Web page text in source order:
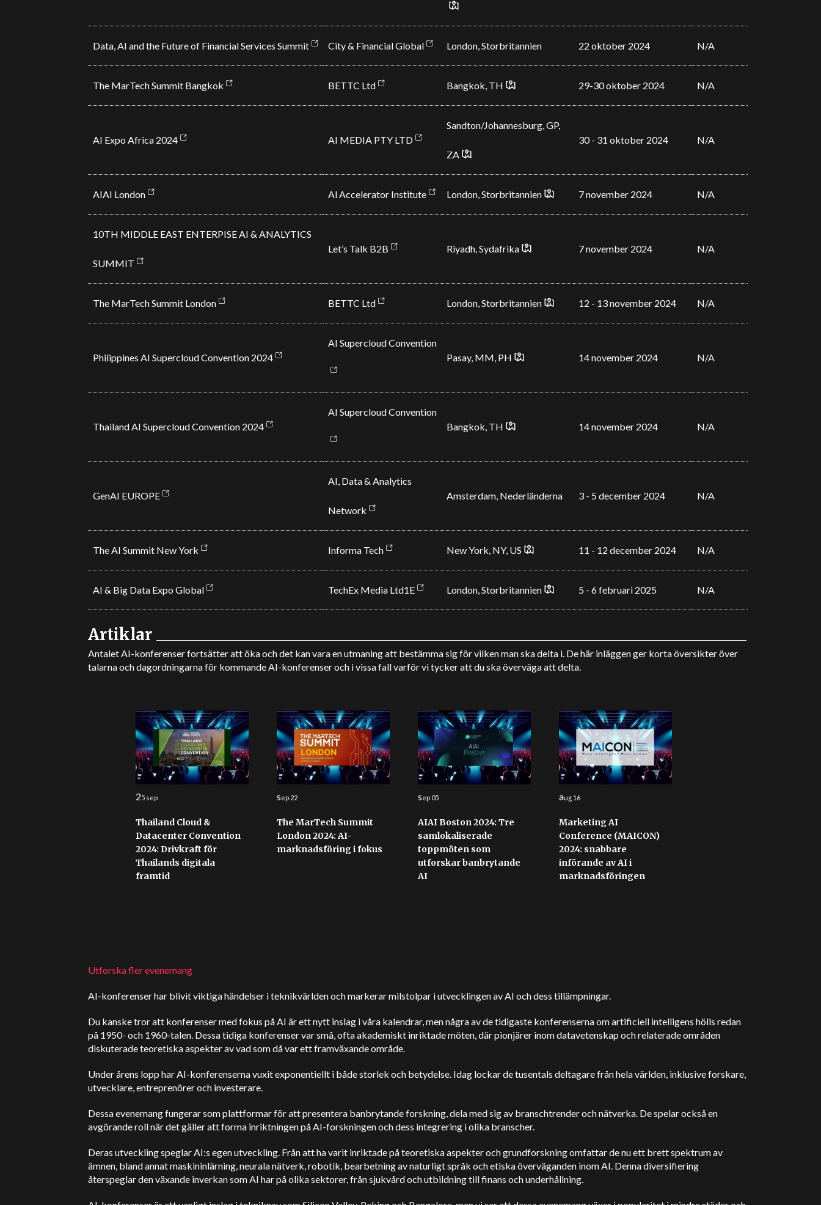
Data, AI and the Future of Financial Services Summit City & Financial Global London, Storbritannien 22 oktober 2024 N/A
The MarTech Summit Bangkok BETTC Ltd Bangkok, TH 29-30 oktober 2024 N/A
AI Expo Africa 2024 AI MEDIA PTY LTD
Sandton/Johannesburg, GP,
ZA
30 - 31 oktober 2024 N/A
AIAI London Al Accelerator Institute London, Storbritannien 7 november 2024 N/A
10TH MIDDLE EAST ENTERPISE AI & ANALYTICS
SUMMIT
Let’s Talk B2B Riyadh, Sydafrika 7 november 2024 N/A
The MarTech Summit London BETTC Ltd London, Storbritannien 12 - 13 november 2024 N/A
Philippines AI Supercloud Convention 2024
AI Supercloud Convention
Pasay, MM, PH
14 november 2024 N/A
Thailand AI Supercloud Convention 2024
AI Supercloud Convention
Bangkok, TH
14 november 2024 N/A
GenAI EUROPE
AI, Data & Analytics
Network
Amsterdam, Nederländerna 3 - 5 december 2024 N/A
The AI Summit New York Informa Tech New York, NY, US 11 - 12 december 2024 N/A
AI & Big Data Expo Global TechEx Media Ltd1E London, Storbritannien 5 - 6 februari 2025 N/A
Artiklar
Antalet AI-konferenser fortsätter att öka och det kan vara en utmaning att bestämma sig för vilken man ska delta i. De här inläggen ger korta översikter över
talarna och dagordningarna för kommande AI-konferenser och i vissa fall varför vi tycker att du ska överväga att delta.
25 sep
Thailand Cloud &
Datacenter Convention
2024: Drivkraft för
Thailands digitala
framtid
sep 22
The MarTech Summit
London 2024: AI-
marknadsföring i fokus
sep 05
AIAI Boston 2024: Tre
samlokaliserade
toppmöten som
utforskar banbrytande
AI
aug 16
Marketing AI
Conference (MAICON)
2024: snabbare
införande av AI i
marknadsföringen
Utforska fler evenemang
AI-konferenser har blivit viktiga händelser i teknikvärlden och markerar milstolpar i utvecklingen av AI och dess tillämpningar.
Du kanske tror att konferenser med fokus på AI är ett nytt inslag i våra kalendrar, men några av de tidigaste konferenserna om artificiell intelligens hölls redan
på 1950- och 1960-talen. Dessa tidiga konferenser var små, ofta akademiskt inriktade möten, där pionjärer inom datavetenskap och relaterade områden
diskuterade teoretiska aspekter av vad som då var ett framväxande område.
Under årens lopp har AI-konferenserna vuxit exponentiellt i både storlek och betydelse. Idag lockar de tusentals deltagare från hela världen, inklusive forskare,
utvecklare, entreprenörer och investerare.
Dessa evenemang fungerar som plattformar för att presentera banbrytande forskning, dela med sig av branschtrender och nätverka. De spelar också en
avgörande roll när det gäller att forma inriktningen på AI-forskningen och dess integrering i olika branscher.
Deras utveckling speglar AI:s egen utveckling. Från att ha varit inriktade på teoretiska aspekter och grundforskning omfattar de nu ett brett spektrum av
ämnen, bland annat maskininlärning, neurala nätverk, robotik, bearbetning av naturligt språk och etiska överväganden inom AI. Denna diversifiering
återspeglar den växande inverkan som AI har på olika sektorer, från sjukvård och utbildning till finans och underhållning.